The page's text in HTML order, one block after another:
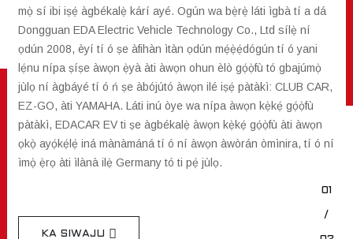
mọ̀ sí ibi iṣẹ́ àgbékalẹ̀ kárí ayé. Ogún wa bẹ̀rẹ̀ láti ìgbà tí a dá
Dongguan EDA Electric Vehicle Technology Co., Ltd sílẹ̀ ní
ọdún 2008, èyí tí ó ṣe àfihàn ìtàn ọdún mẹ́ẹ̀ẹ́dógún tí ó yani
lẹ́nu nípa ṣíṣe àwọn ẹ̀yà àti àwọn ohun èlò gọ́ọ̀fù tó gbajúmọ̀
jùlọ ní àgbáyé tí ó ń ṣe àbójútó àwọn ilé iṣẹ́ pàtàkì: CLUB CAR,
EZ-GO, àti YAMAHA. Láti inú òye wa nípa àwọn kẹ̀kẹ́ gọ́ọ̀fù
pàtàkì, EDACAR EV ti ṣe àgbékalẹ̀ àwọn kẹ̀kẹ́ gọ́ọ̀fù àti àwọn
ọkọ̀ ayọ́kẹ́lẹ́ iná mànàmáná tí ó ní àwọn àwòrán òmìnira, tí ó ní
ìmọ̀ ẹ̀rọ àti ìlànà ilẹ̀ Germany tó ti pẹ́ jùlọ.
KA SIWAJU
01
/